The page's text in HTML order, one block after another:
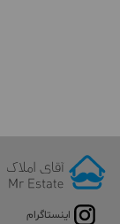
اینستاگرام